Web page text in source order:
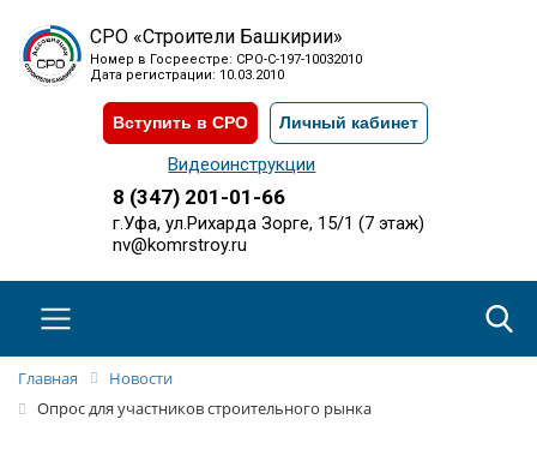
СРО «Строители Башкирии»
Номер в Госреестре: СРО-С-197-10032010
Дата регистрации: 10.03.2010
Вступить в СРО Личный кабинет
Видеоинструкции
8 (347) 201-01-66
г.Уфа, ул.Рихарда Зорге, 15/1 (7 этаж)
nv@komrstroy.ru
Главная
Новости
Опрос для участников строительного рынка